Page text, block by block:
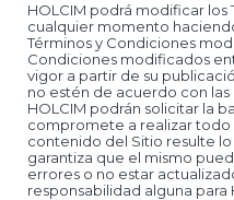
HOLCIM podrá modificar los
cualquier momento
Términos y Condiciones
Condiciones modificados
vigor a partir de su
no estén de acuerdo con
HOLCIM podrán solicitar la
compromete a realizar todo
contenido del Sitio resulte
garantiza que el mismo
errores o no estar
responsabilidad alguna para